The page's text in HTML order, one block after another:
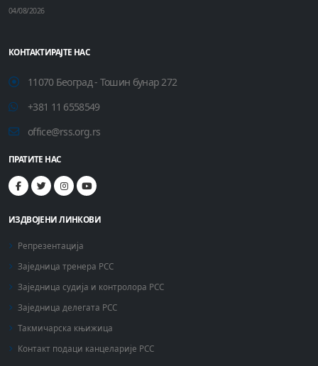
04/08/2026
КОНТАКТИРАЈТЕ НАС
11070 Београд - Тошин бунар 272
+381 11 6558549
office@rss.org.rs
ПРАТИТЕ НАС
ИЗДВОЈЕНИ ЛИНКОВИ
Репрезентација
Заједница тренера РСС
Заједница судија и контролора РСС
Заједница делегата РСС
Такмичарска књижица
Контакт подаци канцеларије РСС